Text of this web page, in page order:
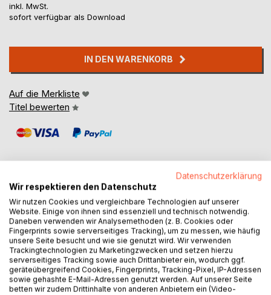
inkl. MwSt.
sofort verfügbar als Download
IN DEN WARENKORB
Auf die Merkliste
Titel bewerten
BESCHREIBUNG
Autodesk® Inventor® 2021 bietet für Baugruppen den
speziellen Bereich der Dynamischen Simulation.
Baugruppen können hier um weitere Umgebungsvariablen
(wie z. B. Dämpfung, Steifigkeit, Reibungskoeffizient)
Datenschutzerklärung
Wir respektieren den Datenschutz
Wir nutzen Cookies und vergleichbare Technologien auf unserer
Website. Einige von ihnen sind essenziell und technisch notwendig.
Daneben verwenden wir Analysemethoden (z. B. Cookies oder
Fingerprints sowie serverseitiges Tracking), um zu messen, wie häufig
unsere Seite besucht und wie sie genutzt wird. Wir verwenden
Trackingtechnologien zu Marketingzwecken und setzen hierzu
serverseitiges Tracking sowie auch Drittanbieter ein, wodurch ggf.
geräteübergreifend Cookies, Fingerprints, Tracking-Pixel, IP-Adressen
sowie gehashte E-Mail-Adressen genutzt werden. Auf unserer Seite
betten wir zudem Drittinhalte von anderen Anbietern ein (Video-